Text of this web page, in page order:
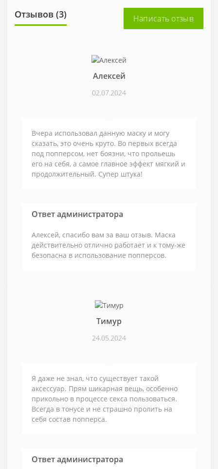
Отзывов (3) Написать отзыв
Алексей
02.07.2024
Вчера использовал данную маску и могу
сказать, это очень круто. Во первых всегда
под попперсом, нет боязни, что прольешь
его на себя, а самое главное эффект мягкий и
продолжительный. Супер штука!
Ответ администратора
Алексей, спасибо вам за ваш отзыв. Маска
действительно отлично работает и к тому-же
безопасна в использование попперсов.
Тимур
24.05.2024
Я даже не знал, что существует такой
аксессуар. Прям шикарная вещь, особенно
прикольно в процессе секса пользоваться.
Всегда в тонусе и не страшно пролить на
себя состав попперса.
Ответ администратора